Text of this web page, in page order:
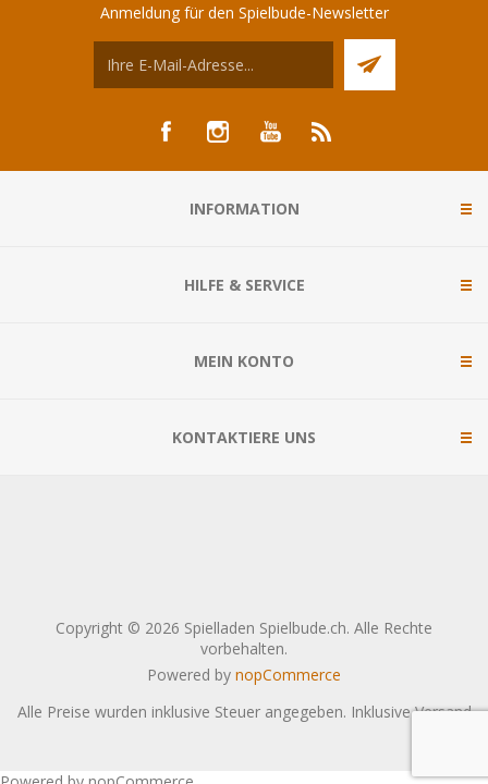
Anmeldung für den Spielbude-Newsletter
INFORMATION
HILFE & SERVICE
MEIN KONTO
KONTAKTIERE UNS
Copyright © 2026 Spielladen Spielbude.ch. Alle Rechte
vorbehalten.
Powered by nopCommerce
Alle Preise wurden inklusive Steuer angegeben. InklusiveVersand